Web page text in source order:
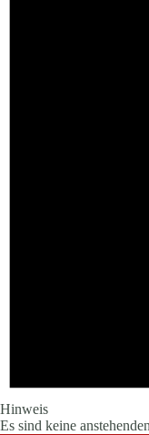
Hinweis
Es sind keine